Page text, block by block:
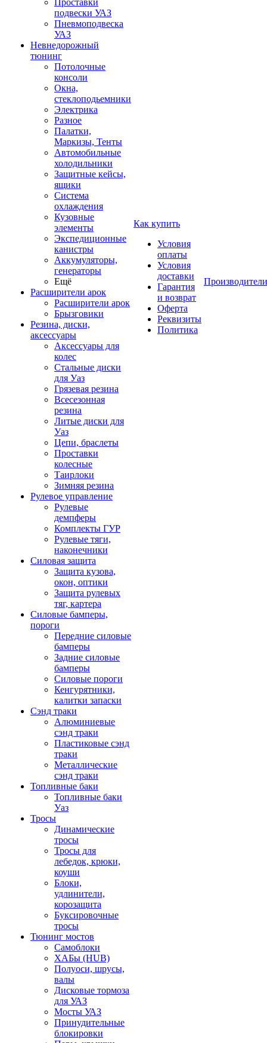
Проставки
подвески УАЗ
Пневмоподвеска
УАЗ
Невнедорожный
тюнинг
Потолочные
консоли
Окна,
стеклоподьемники
Электрика
Разное
Палатки,
Маркизы, Тенты
Автомобильные
холодильники
Защитные кейсы,
ящики
Система
охлаждения
Кузовные
элементы
Экспедиционные
канистры
Аккумуляторы,
генераторы
Ещё
Расширители арок
Расширители арок
Брызговики
Резина, диски,
аксессуары
Аксессуары для
колес
Стальные диски
для Уаз
Грязевая резина
Всесезонная
резина
Литые диски для
Уаз
Цепи, браслеты
Проставки
колесные
Таирлоки
Зимняя резина
Рулевое управление
Рулевые
демпферы
Комплекты ГУР
Рулевые тяги,
наконечники
Силовая защита
Защита кузова,
окон, оптики
Защита рулевых
тяг, картера
Силовые бамперы,
пороги
Передние силовые
бамперы
Задние силовые
бамперы
Силовые пороги
Кенгурятники,
калитки запаски
Сэнд траки
Алюминиевые
сэнд траки
Пластиковые сэнд
траки
Металлические
сэнд траки
Топливные баки
Топливные баки
Уаз
Тросы
Динамические
тросы
Тросы для
лебедок, крюки,
коуши
Блоки,
удлинители,
корозащита
Буксировочные
тросы
Тюнинг мостов
Самоблоки
ХАБы (HUB)
Полуоси, шрусы,
валы
Дисковые тормоза
для УАЗ
Мосты УАЗ
Принудительные
блокировки
Как купить
Условия
оплаты
Условия
доставки
Гарантия
и возврат
Оферта
Реквизиты
Политика
Производители